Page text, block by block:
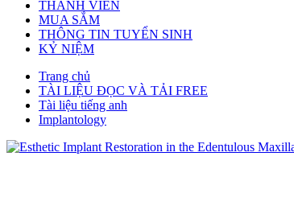
THÀNH VIÊN
MUA SẮM
THÔNG TIN TUYỂN SINH
KỶ NIỆM
Trang chủ
TÀI LIỆU ĐỌC VÀ TẢI FREE
Tài liệu tiếng anh
Implantology